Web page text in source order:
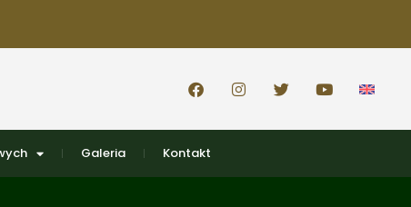
Galeria Kontakt